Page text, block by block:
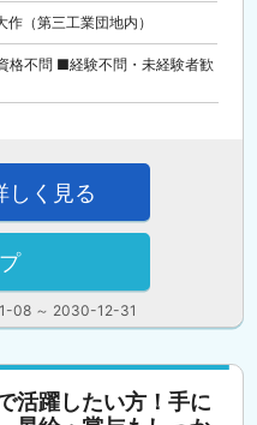
作（第三工業団地内）
不問 ■経験不問・未経験者歓
08 ～ 2030-12-31
しく見る
活躍したい方！手に